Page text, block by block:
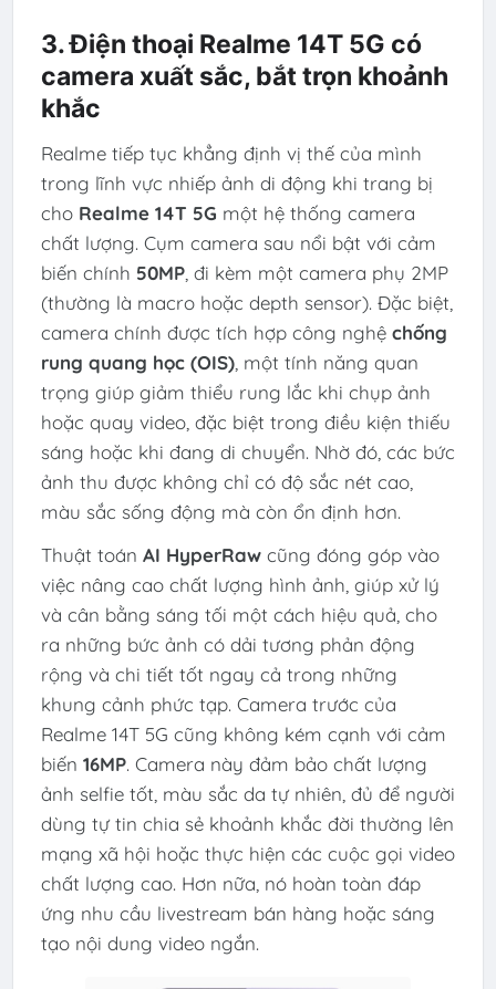
3. Điện thoại Realme 14T 5G có
camera xuất sắc, bắt trọn khoảnh
khắc
Realme tiếp tục khẳng định vị thế của mình
trong lĩnh vực nhiếp ảnh di động khi trang bị
cho Realme 14T 5G một hệ thống camera
chất lượng. Cụm camera sau nổi bật với cảm
biến chính 50MP, đi kèm một camera phụ 2MP
(thường là macro hoặc depth sensor). Đặc biệt,
camera chính được tích hợp công nghệ chống
rung quang học (OIS), một tính năng quan
trọng giúp giảm thiểu rung lắc khi chụp ảnh
hoặc quay video, đặc biệt trong điều kiện thiếu
sáng hoặc khi đang di chuyển. Nhờ đó, các bức
ảnh thu được không chỉ có độ sắc nét cao,
màu sắc sống động mà còn ổn định hơn.
Thuật toán AI HyperRawcũng đóng góp vào
việc nâng cao chất lượng hình ảnh, giúp xử lý
và cân bằng sáng tối một cách hiệu quả, cho
ra những bức ảnh có dải tương phản động
rộng và chi tiết tốt ngay cả trong những
khung cảnh phức tạp. Camera trước của
Realme 14T 5G cũng không kém cạnh với cảm
biến 16MP. Camera này đảm bảo chất lượng
ảnh selfie tốt, màu sắc da tự nhiên, đủ để người
dùng tự tin chia sẻ khoảnh khắc đời thường lên
mạng xã hội hoặc thực hiện các cuộc gọi video
chất lượng cao. Hơn nữa, nó hoàn toàn đáp
ứng nhu cầu livestream bán hàng hoặc sáng
tạo nội dung video ngắn.